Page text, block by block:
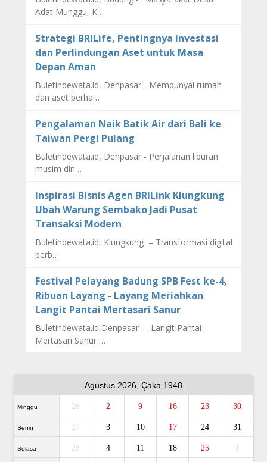
Adat Munggu, K…
Strategi BRILife, Pentingnya Investasi
dan Perlindungan Aset untuk Masa
Depan Aman
Buletindewata.id, Denpasar - Mempunyai rumah
dan aset berha…
Pengalaman Naik Batik Air dari Bali ke
Taiwan Pergi Pulang
Buletindewata.id, Denpasar - Perjalanan liburan
musim din…
Inspirasi Bisnis Agen BRILink Klungkung
Ubah Warung Sembako Jadi Pusat
Transaksi Modern
Buletindewata.id, Klungkung – Transformasi digital
perb…
Festival Pelayang Badung SPB Fest ke-4,
Ribuan Layang - Layang Meriahkan
Langit Pantai Mertasari Sanur
Buletindewata.id,Denpasar – Langit Pantai
Mertasari Sanur …
Agustus 2026, Çaka 1948
Minggu 26 2 9 16 23 30
Senin 27 3 10 17 24 31
Selasa 28 4 11 18 25